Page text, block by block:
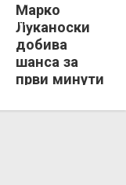
Марко
Луканоски
добива
шанса за
први минути
сениорскиот
Македонија